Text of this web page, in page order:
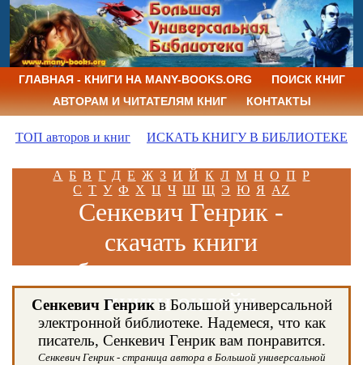
ГЛАВНАЯ - КНИГИ НА MANY-BOOKS.ORG
ПОИСК КНИГ
АВТОРАМ И ЧИТАТЕЛЯМ КНИГ
КОНТАКТЫ
ТОП авторов и книг ИСКАТЬ КНИГУ В БИБЛИОТЕКЕ
А Б В Г Д Е Ж З И Й К Л М Н О П Р
С Т У Ф Х Ц Ч Ш Щ Э Ю Я AZ
Сенкевич Генрик -
скачать книги
бесплатно и читать
книги онлайн
Сенкевич Генрикв Большой универсальной
электронной библиотеке. Надемеся, что как
писатель, Сенкевич Генрик вам понравится.
Сенкевич Генрик - страница автора в Большой универсальной